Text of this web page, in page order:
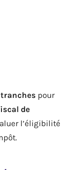
pour
de
l’éligibilité